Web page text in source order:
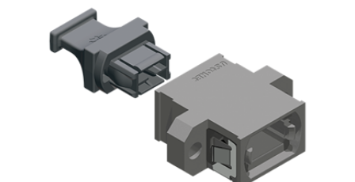
合作伙伴
工作机会